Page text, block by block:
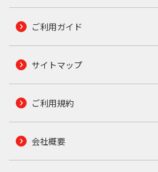
ご利用ガイド
サイトマップ
ご利用規約
会社概要